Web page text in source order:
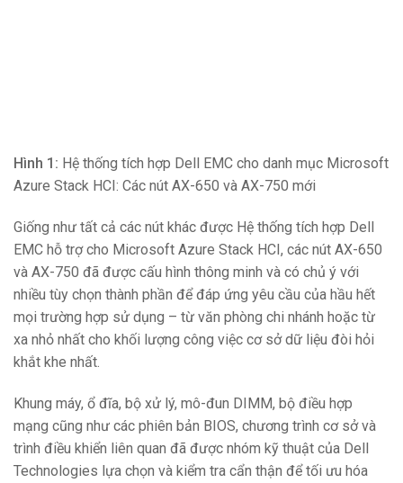
Hình 1: Hệ thống tích hợp Dell EMC cho danh mục Microsoft
Azure Stack HCI: Các nút AX-650 và AX-750 mới
Giống như tất cả các nút khác được Hệ thống tích hợp Dell
EMC hỗ trợ cho Microsoft Azure Stack HCI, các nút AX-650
và AX-750 đã được cấu hình thông minh và có chủ ý với
nhiều tùy chọn thành phần để đáp ứng yêu cầu của hầu hết
mọi trường hợp sử dụng – từ văn phòng chi nhánh hoặc từ
xa nhỏ nhất cho khối lượng công việc cơ sở dữ liệu đòi hỏi
khắt khe nhất.
Khung máy, ổ đĩa, bộ xử lý, mô-đun DIMM, bộ điều hợp
mạng cũng như các phiên bản BIOS, chương trình cơ sở và
trình điều khiển liên quan đã được nhóm kỹ thuật của Dell
Technologies lựa chọn và kiểm tra cẩn thận để tối ưu hóa